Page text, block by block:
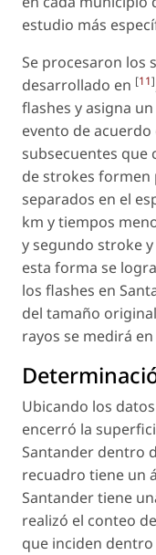
estudio más
Se procesaron los
desarrollado en [11]
flashes y asigna
evento de
subsecuentes que
de strokes formen
separados en el
km y tiempos
y segundo stroke
esta forma se
los flashes en
del tamaño
rayos se medirá
Ubicando los
encerró la
Santander dentro
recuadro tiene un
Santander tiene
realizó el conteo
que inciden